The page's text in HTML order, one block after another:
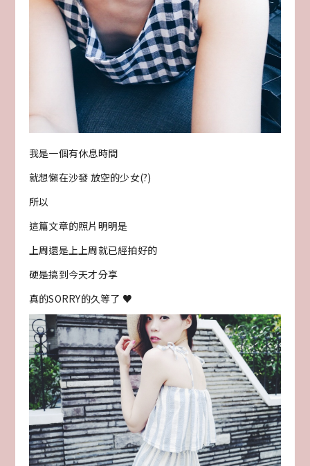
我是一個有休息時間
就想懶在沙發 放空的少女(?)
所以
這篇文章的照片明明是
上周還是上上周就已經拍好的
硬是搞到今天才分享
真的SORRY的久等了 ♥